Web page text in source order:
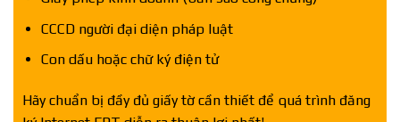
CCCD người đại diện pháp luật
Con dấu hoặc chữ ký điện tử
Hãy chuẩn bị đầy đủ giấy tờ cần thiết để quá trình đăng